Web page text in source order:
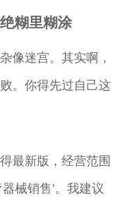
糊里糊涂
像迷宫。其实啊，
。你得先过自己这
最新版，经营范围
械销售’。我建议